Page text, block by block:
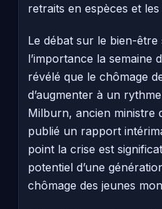
retraits en espèces et
Le débat sur le bien-être
l’importance la semaine
révélé que le chômage
d’augmenter à un
Milburn, ancien ministre
publié un rapport
point la crise est
potentiel d’une
chômage des jeunes